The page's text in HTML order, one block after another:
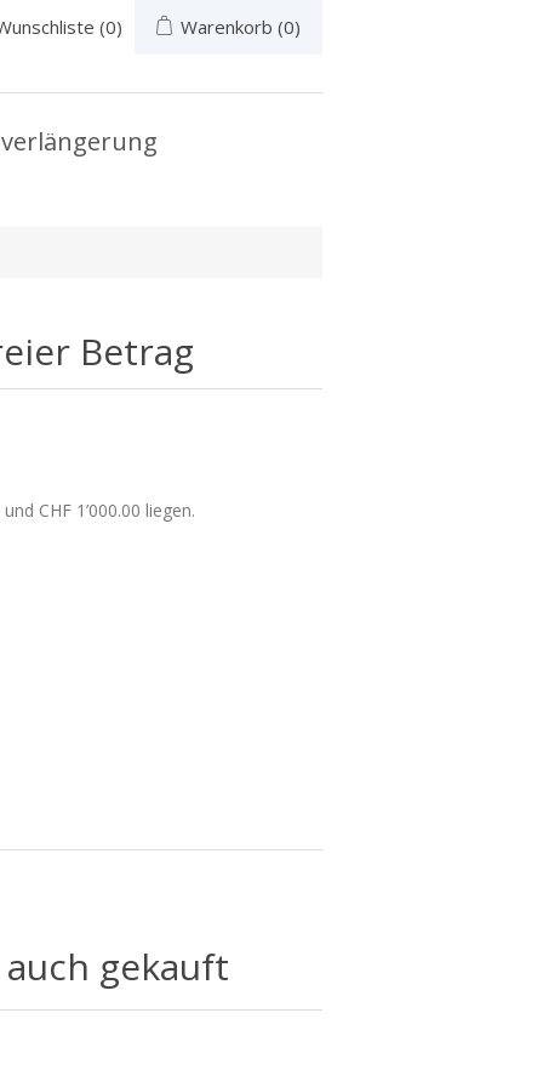
(0) Warenkorb (0)
Betrag
CHF 1’000.00 liegen.
gekauft